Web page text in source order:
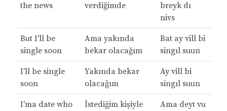
the news
verdiğimde
breyk dı
nivs
But I'll be
single soon
Ama yakında
bekar olacağım
Bat ay vill bi
singıl suun
I'll be single
soon
Yakında bekar
olacağım
Ay vill bi
singıl suun
I'ma date who
İstediğim kişiyle
Ama deyt vu